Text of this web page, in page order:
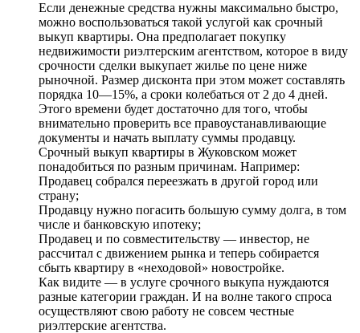
Если денежные средства нужны максимально быстро,
можно воспользоваться такой услугой как срочный
выкуп квартиры. Она предполагает покупку
недвижимости риэлтерским агентством, которое в виду
срочности сделки выкупает жилье по цене ниже
рыночной. Размер дисконта при этом может составлять
порядка 10—15%, а сроки колебаться от 2 до 4 дней.
Этого времени будет достаточно для того, чтобы
внимательно проверить все правоустанавливающие
документы и начать выплату суммы продавцу.
Срочный выкуп квартиры в Жуковском может
понадобиться по разным причинам. Например:
Продавец собрался переезжать в другой город или
страну;
Продавцу нужно погасить большую сумму долга, в том
числе и банковскую ипотеку;
Продавец и по совместительству — инвестор, не
рассчитал с движением рынка и теперь собирается
сбыть квартиру в «неходовой» новостройке.
Как видите — в услуге срочного выкупа нуждаются
разные категории граждан. И на волне такого спроса
осуществляют свою работу не совсем честные
риэлтерские агентства.